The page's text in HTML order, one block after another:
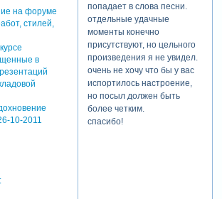
10-2011
попадает в слова песни.
отдельные удачные
моменты конечно
присутствуют, но цельного
произведения я не увидел.
очень не хочу что бы у вас
испортилось настроение,
но посыл должен быть
более четким.
спасибо!